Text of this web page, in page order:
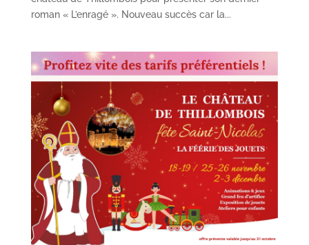
roman « L’enragé ». Nouveau succès car la...